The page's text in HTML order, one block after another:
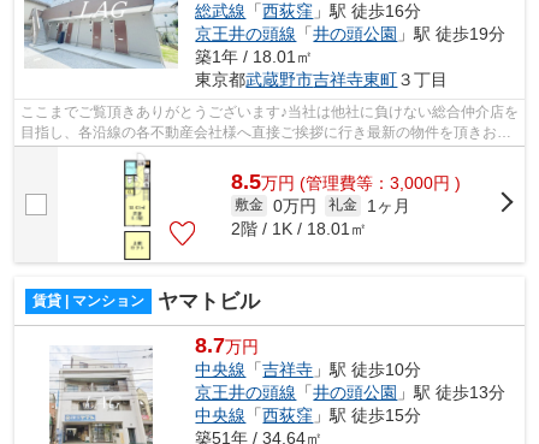
総武線 「西荻窪 」駅 徒歩16分
京王井の頭線 「井の頭公園 」駅 徒歩19分
築1年 / 18.01㎡
東京都武蔵野市吉祥寺東町３丁目
ここまでご覧頂きありがとうございます♪当社は他社に負けない総合仲介店を
目指し、各沿線の各不動産会社様へ直接ご挨拶に行き最新の物件を頂きお客
様へ提供しております！最新の情報は...
8.5万円 (管理費等：3,000円 )
敷金 0万円 礼金
1ヶ月
2階 / 1K / 18.01㎡
賃貸 | マンション ヤマトビル
8.7万円
中央線 「吉祥寺 」駅 徒歩10分
京王井の頭線 「井の頭公園 」駅 徒歩13分
中央線 「西荻窪 」駅 徒歩15分
築51年 / 34.64㎡